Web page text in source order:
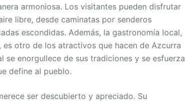
armoniosa. Los visitantes pueden disfrutar
libre, desde caminatas por senderos
escondidas. Además, la gastronomía local,
otro de los atractivos que hacen de Azcurra
se enorgullece de sus tradiciones y se esfuerza
define al pueblo.
ser descubierto y apreciado. Su